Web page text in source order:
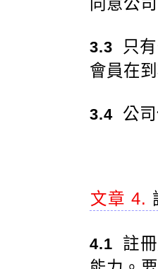
3.3 只
會員在
3.4 公
文章 4.
4.1 註